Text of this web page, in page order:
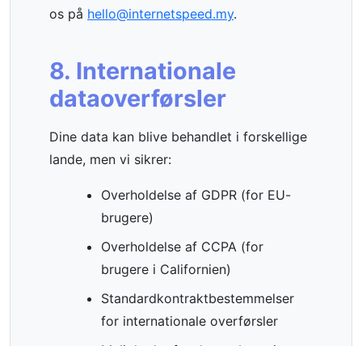
os på hello@internetspeed.my.
8. Internationale
dataoverførsler
Dine data kan blive behandlet i forskellige
lande, men vi sikrer:
Overholdelse af GDPR (for EU-
brugere)
Overholdelse af CCPA (for
brugere i Californien)
Standardkontraktbestemmelser
for internationale overførsler